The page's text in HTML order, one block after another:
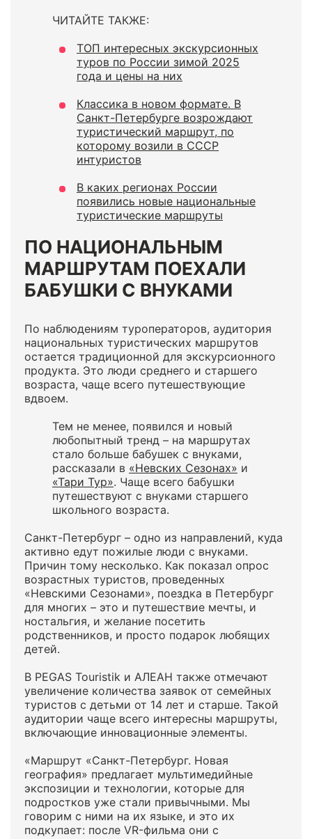
ЧИТАЙТЕ ТАКЖЕ:
ТОП интересных экскурсионных
туров по России зимой 2025
года и цены на них
Классика в новом формате. В
Санкт-Петербурге возрождают
туристический маршрут, по
которому возили в СССР
интуристов
В каких регионах России
появились новые национальные
туристические маршруты
ПО НАЦИОНАЛЬНЫМ
МАРШРУТАМ ПОЕХАЛИ
БАБУШКИ С ВНУКАМИ
По наблюдениям туроператоров, аудитория
национальных туристических маршрутов
остается традиционной для экскурсионного
продукта. Это люди среднего и старшего
возраста, чаще всего путешествующие
вдвоем.
Тем не менее, появился и новый
любопытный тренд – на маршрутах
стало больше бабушек с внуками,
рассказали в «Невских Сезонах» и
«Тари Тур». Чаще всего бабушки
путешествуют с внуками старшего
школьного возраста.
Санкт-Петербург – одно из направлений, куда
активно едут пожилые люди с внуками.
Причин тому несколько. Как показал опрос
возрастных туристов, проведенных
«Невскими Сезонами», поездка в Петербург
для многих – это и путешествие мечты, и
ностальгия, и желание посетить
родственников, и просто подарок любящих
детей.
В PEGAS Touristik и АЛЕАН также отмечают
увеличение количества заявок от семейных
туристов с детьми от 14 лет и старше. Такой
аудитории чаще всего интересны маршруты,
включающие инновационные элементы.
«Маршрут «Санкт-Петербург. Новая
география» предлагает мультимедийные
экспозиции и технологии, которые для
подростков уже стали привычными. Мы
говорим с ними на их языке, и это их
подкупает: после VR-фильма они с